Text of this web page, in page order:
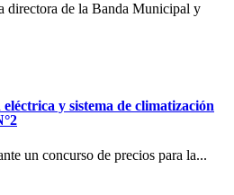
directora de la Banda Municipal y
y sistema de climatización
un concurso de precios para la...